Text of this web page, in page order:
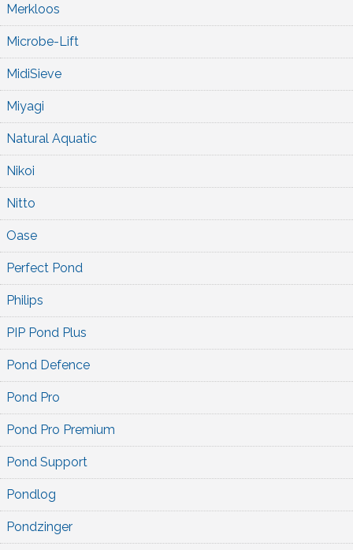
Merkloos
Microbe-Lift
MidiSieve
Miyagi
Natural Aquatic
Nikoi
Nitto
Oase
Perfect Pond
Philips
PIP Pond Plus
Pond Defence
Pond Pro
Pond Pro Premium
Pond Support
Pondlog
Pondzinger